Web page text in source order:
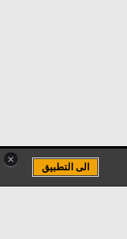
×
الى التطبيق